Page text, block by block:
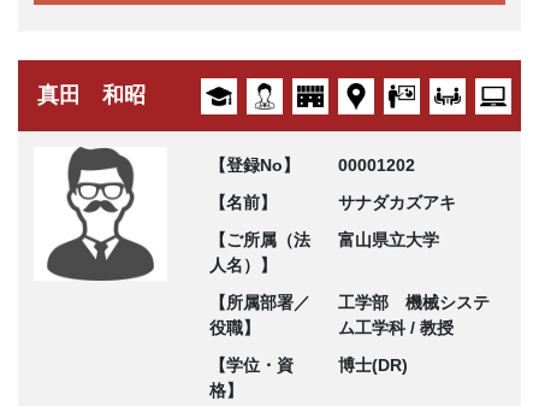
真田 和昭
【登録No】
00001202
【名前】
サナダカズアキ
【ご所属（法
人名）】
富山県立大学
【所属部署／
役職】
工学部 機械システ
ム工学科 / 教授
【学位・資
格】
博士(DR)